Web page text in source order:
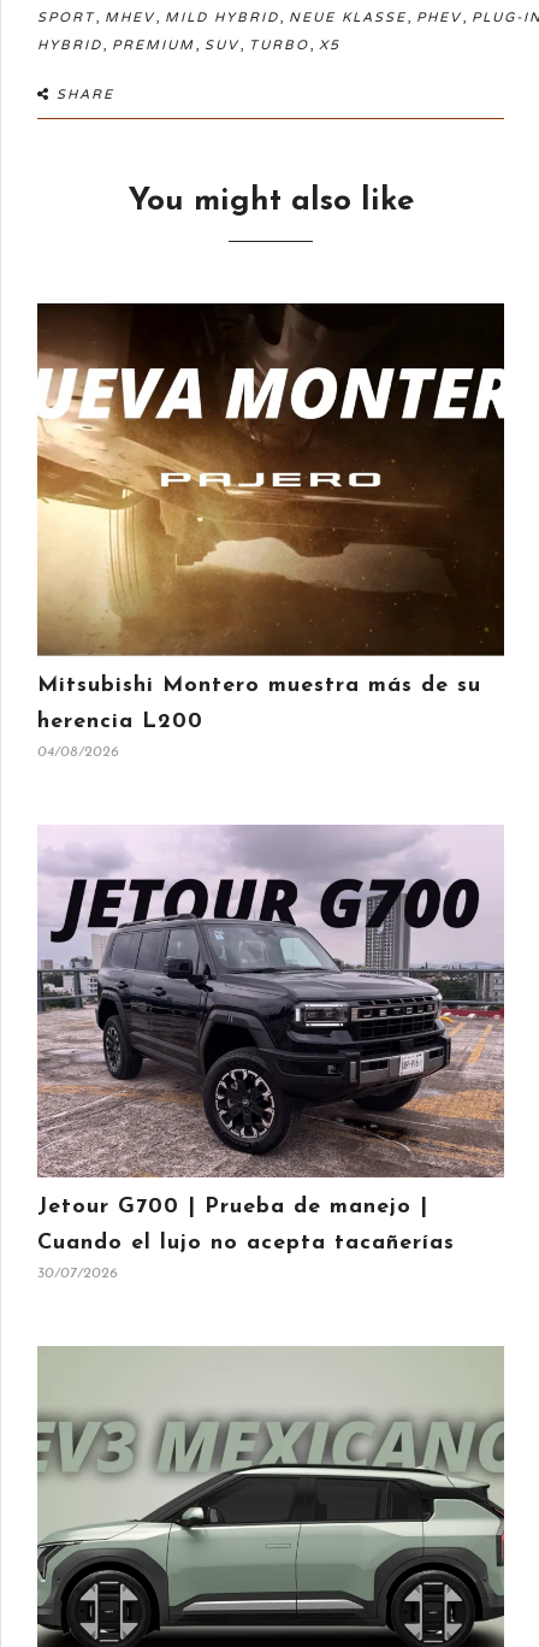
SPORT, MHEV, MILD HYBRID, NEUE KLASSE, PHEV, PLUG-
HYBRID, PREMIUM, SUV, TURBO, X5
SHARE
You might also like
Mitsubishi Montero muestra más de su
herencia L200
04/08/2026
Jetour G700 | Prueba de manejo |
Cuando el lujo no acepta tacañerías
30/07/2026